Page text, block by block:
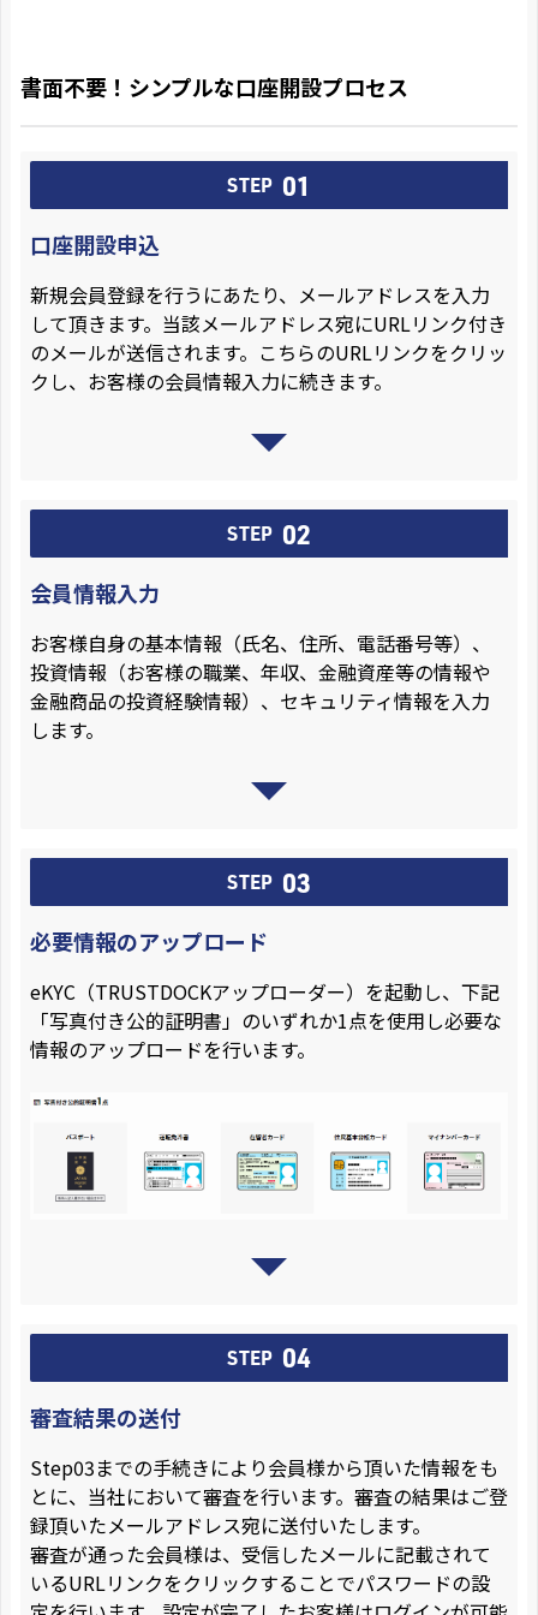
書面不要！シンプルな口座開設プロセス
STEP 01
口座開設申込
新規会員登録を行うにあたり、メールアドレスを入力
して頂きます。当該メールアドレス宛にURLリンク付き
のメールが送信されます。こちらのURLリンクをクリッ
クし、お客様の会員情報入力に続きます。
STEP 02
会員情報入力
お客様自身の基本情報（氏名、住所、電話番号等）、
投資情報（お客様の職業、年収、金融資産等の情報や
金融商品の投資経験情報）、セキュリティ情報を入力
します。
STEP 03
必要情報のアップロード
eKYC（TRUSTDOCKアップローダー）を起動し、下記
「写真付き公的証明書」のいずれか1点を使用し必要な
情報のアップロードを行います。
STEP 04
審査結果の送付
Step03までの手続きにより会員様から頂いた情報をも
とに、当社において審査を行います。審査の結果はご登
録頂いたメールアドレス宛に送付いたします。
審査が通った会員様は、受信したメールに記載されて
いるURLリンクをクリックすることでパスワードの設